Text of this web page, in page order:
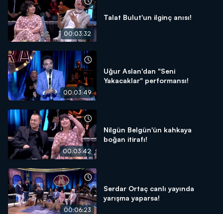
00:03:32
Talat Bulut'un ilginç anısı!
00:03:49
Uğur Aslan'dan "Seni
Yakacaklar" performansı!
00:03:42
Nilgün Belgün'ün kahkaya
boğan itirafı!
00:06:23
Serdar Ortaç canlı yayında
yarışma yaparsa!